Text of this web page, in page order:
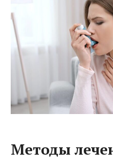
Методы